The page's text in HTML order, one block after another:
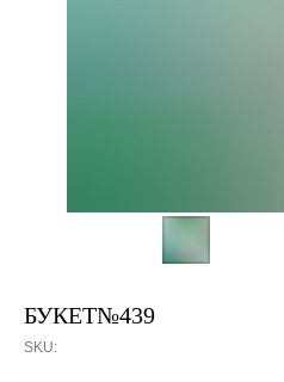
БУКЕТ№439
SKU: